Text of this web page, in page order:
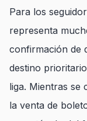
Para los
representa
confirmación de
destino
liga. Mientras se
la venta de